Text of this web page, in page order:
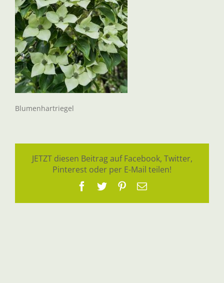
Blumenhartriegel
JETZT diesen Beitrag auf Facebook, Twitter,
Pinterest oder per E-Mail teilen!
Facebook
TwitterPinterest
E-